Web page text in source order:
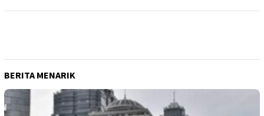
BERITA MENARIK